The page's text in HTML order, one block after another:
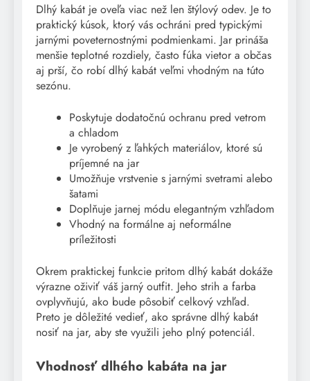
Dlhý kabát je oveľa viac než len štýlový odev. Je to
praktický kúsok, ktorý vás ochráni pred typickými
jarnými poveternostnými podmienkami. Jar prináša
menšie teplotné rozdiely, často fúka vietor a občas
aj prší, čo robí dlhý kabát veľmi vhodným na túto
sezónu.
Poskytuje dodatočnú ochranu pred vetrom
a chladom
Je vyrobený z ľahkých materiálov, ktoré sú
príjemné na jar
Umožňuje vrstvenie s jarnými svetrami alebo
šatami
Doplňuje jarnej módu elegantným vzhľadom
Vhodný na formálne aj neformálne
príležitosti
Okrem praktickej funkcie pritom dlhý kabát dokáže
výrazne oživiť váš jarný outfit. Jeho strih a farba
ovplyvňujú, ako bude pôsobiť celkový vzhľad.
Preto je dôležité vedieť, ako správne dlhý kabát
nosiť na jar, aby ste využili jeho plný potenciál.
Vhodnosť dlhého kabáta na jar